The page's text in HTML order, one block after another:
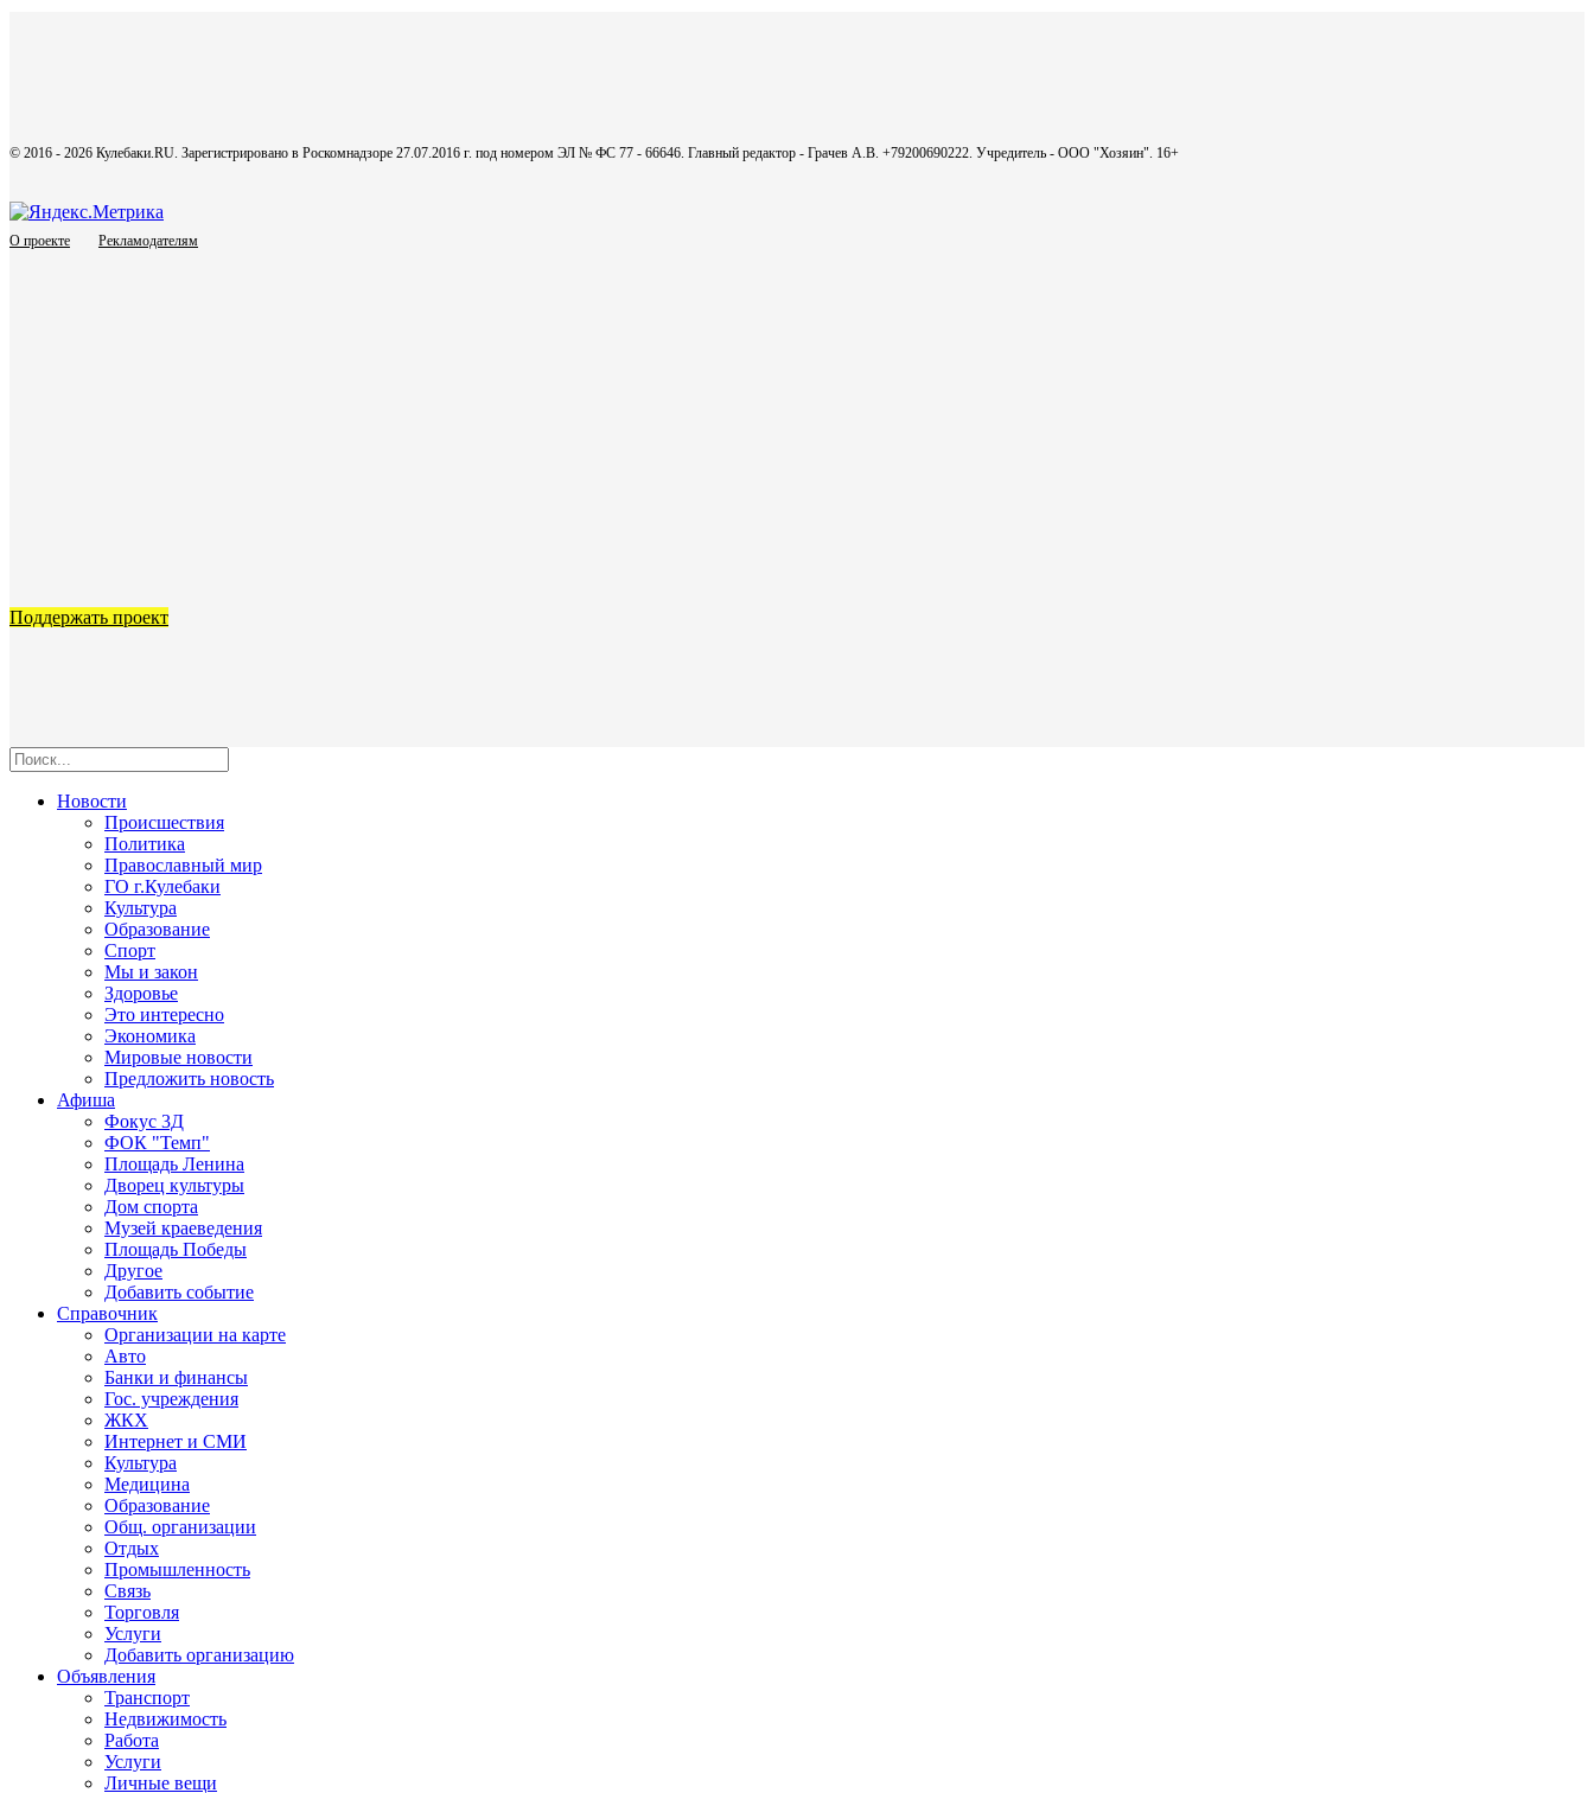
© 2016 - 2026 Кулебаки.RU. Зарегистрировано в Роскомнадзоре 27.07.2016 г. под номером ЭЛ № ФС 77 - 66646. Главный редактор - Грачев А.В. +79200690222. Учредитель - ООО "Хозяин". 16+
О проекте Рекламодателям
Поддержать проект
Новости
Происшествия
Политика
Православный мир
ГО г.Кулебаки
Культура
Образование
Спорт
Мы и закон
Здоровье
Это интересно
Экономика
Мировые новости
Предложить новость
Афиша
Фокус 3Д
ФОК "Темп"
Площадь Ленина
Дворец культуры
Дом спорта
Музей краеведения
Площадь Победы
Другое
Добавить событие
Справочник
Организации на карте
Авто
Банки и финансы
Гос. учреждения
ЖКХ
Интернет и СМИ
Культура
Медицина
Образование
Общ. организации
Отдых
Промышленность
Связь
Торговля
Услуги
Добавить организацию
Объявления
Транспорт
Недвижимость
Работа
Услуги
Личные вещи